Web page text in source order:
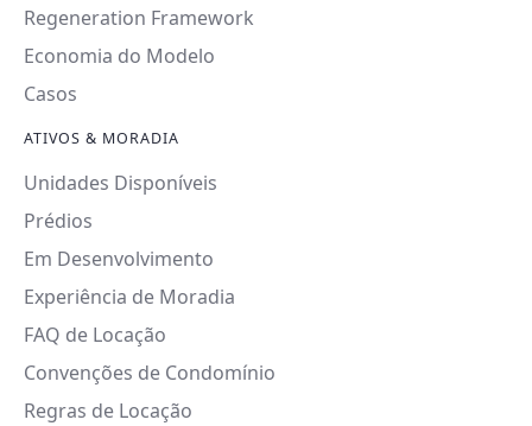
Regeneration Framework
Economia do Modelo
Casos
ATIVOS & MORADIA
Unidades Disponíveis
Prédios
Em Desenvolvimento
Experiência de Moradia
FAQ de Locação
Convenções de Condomínio
Regras de Locação